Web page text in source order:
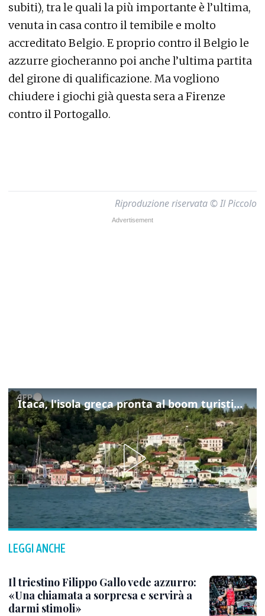
subiti), tra le quali la più importante è l’ultima,
venuta in casa contro il temibile e molto
accreditato Belgio. E proprio contro il Belgio le
azzurre giocheranno poi anche l’ultima partita
del girone di qualificazione. Ma vogliono
chiudere i giochi già questa sera a Firenze
contro il Portogallo.
Riproduzione riservata © Il Piccolo
Itaca, l'isola greca pronta al boom turistico dopo il film "Odissea" di Nolan
LEGGI ANCHE
Il triestino Filippo Gallo vede azzurro:
«Una chiamata a sorpresa e servirà a
darmi stimoli»